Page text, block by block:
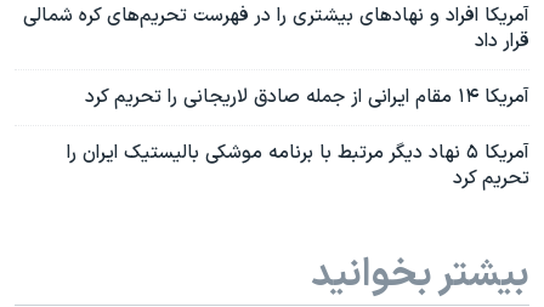
آمریکا افراد و نهادهای بیشتری را در فهرست تحریم‌های کره شمالی
قرار داد
آمریکا ۱۴ مقام ایرانی از جمله صادق لاریجانی را تحریم کرد
آمریکا ۵ نهاد دیگر مرتبط با برنامه موشکی بالیستیک ایران را
تحریم کرد
بیشتر بخوانید